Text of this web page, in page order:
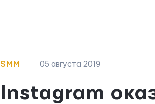
SMM 05 августа 2019
Instagram